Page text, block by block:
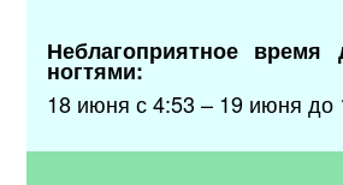
Неблагоприятное время
ногтями:
18 июня с 4:53 – 19 июня до